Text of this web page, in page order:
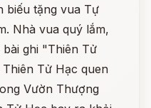
biếu tặng vua Tự
Nhà vua quý lắm,
ghi "Thiên Tử
Tử Hạc quen
Vườn Thượng